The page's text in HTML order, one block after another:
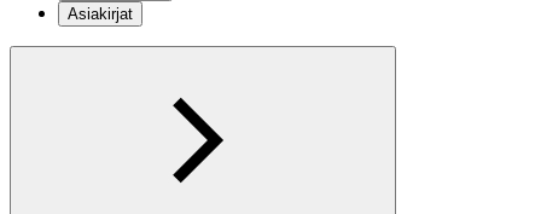
Asiakirjat